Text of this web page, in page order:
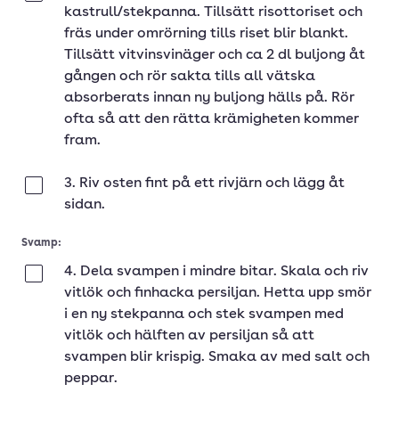
kastrull/stekpanna. Tillsätt risottoriset och
fräs under omrörning tills riset blir blankt.
Tillsätt vitvinsvinäger och ca 2 dl buljong åt
gången och rör sakta tills all vätska
absorberats innan ny buljong hälls på. Rör
ofta så att den rätta krämigheten kommer
fram.
3. Riv osten fint på ett rivjärn och lägg åt
sidan.
Svamp:
4. Dela svampen i mindre bitar. Skala och riv
vitlök och finhacka persiljan. Hetta upp smör
i en ny stekpanna och stek svampen med
vitlök och hälften av persiljan så att
svampen blir krispig. Smaka av med salt och
peppar.